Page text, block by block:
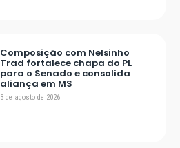
Composição com Nelsinho
Trad fortalece chapa do PL
para o Senado e consolida
aliança em MS
3 de agosto de 2026